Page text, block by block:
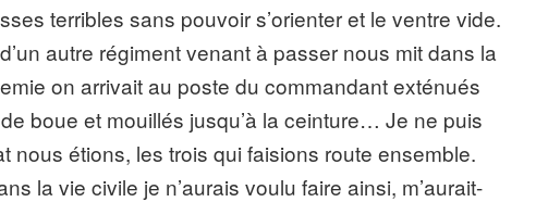
terribles sans pouvoir s’orienter et le ventre vide.
autre régiment venant à passer nous mit dans la
on arrivait au poste du commandant exténués
boue et mouillés jusqu’à la ceinture… Je ne puis
nous étions, les trois qui faisions route ensemble.
la vie civile je n’aurais voulu faire ainsi, m’aurait-